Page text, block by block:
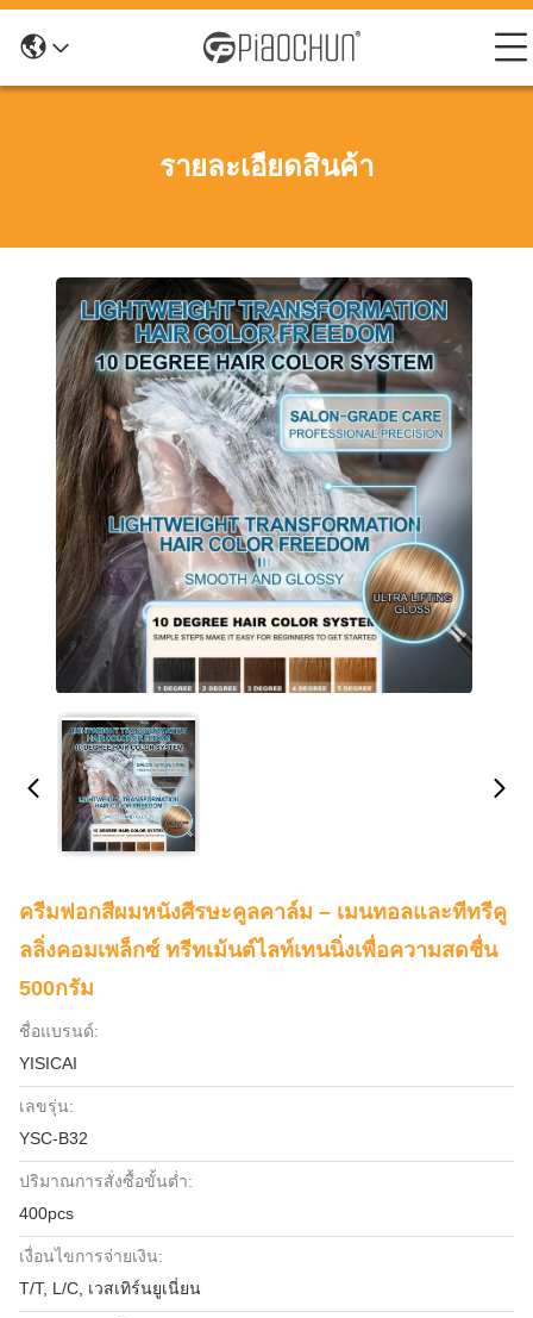
รายละเอียดสินค้า
ครีมฟอกสีผมหนังศีรษะคูลคาล์ม – เมนทอลและทีทรีคู
ลลิ่งคอมเพล็กซ์ ทรีทเม้นต์ไลท์เทนนิ่งเพื่อความสดชื่น
500กรัม
ชื่อแบรนด์:
YISICAI
เลขรุ่น:
YSC-B32
ปริมาณการสั่งซื้อขั้นต่ำ:
400pcs
เงื่อนไขการจ่ายเงิน:
T/T, L/C, เวสเทิร์นยูเนี่ยน